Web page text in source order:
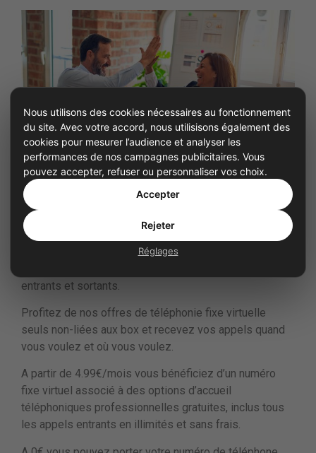
Comment créer et ajouter un numéro fixe virtuel dès la
création de mon site Internet
Seul ou en équipe, toute la communication
professionnelle passe via l’application iGoFlex sur
entrants et sortants.
Profitez de nos offres de téléphonie fixe virtuelle
seuls non-liées aux box et recevez vos appels quand
vous voulez et où vous voulez.
A partir de 4.99€/mois vous bénéficiez d’un numéro
fixe virtuel associé à des options d’accueil
téléphoniques professionnelles gratuites, inclus tous
les appels entrants en illimités et sans frais.
Nous utilisons des cookies nécessaires au fonctionnement
du site. Avec votre accord, nous utilisisons également des
cookies pour mesurer l’audience et analyser les
performances de nos campagnes publicitaires. Vous
pouvez accepter, refuser ou personnaliser vos choix.
Accepter
Rejeter
Réglages